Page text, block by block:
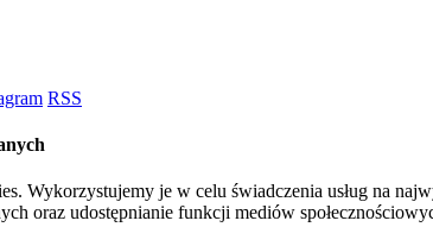
RSS
Wykorzystujemy je w celu świadczenia usług na
oraz udostępnianie funkcji mediów